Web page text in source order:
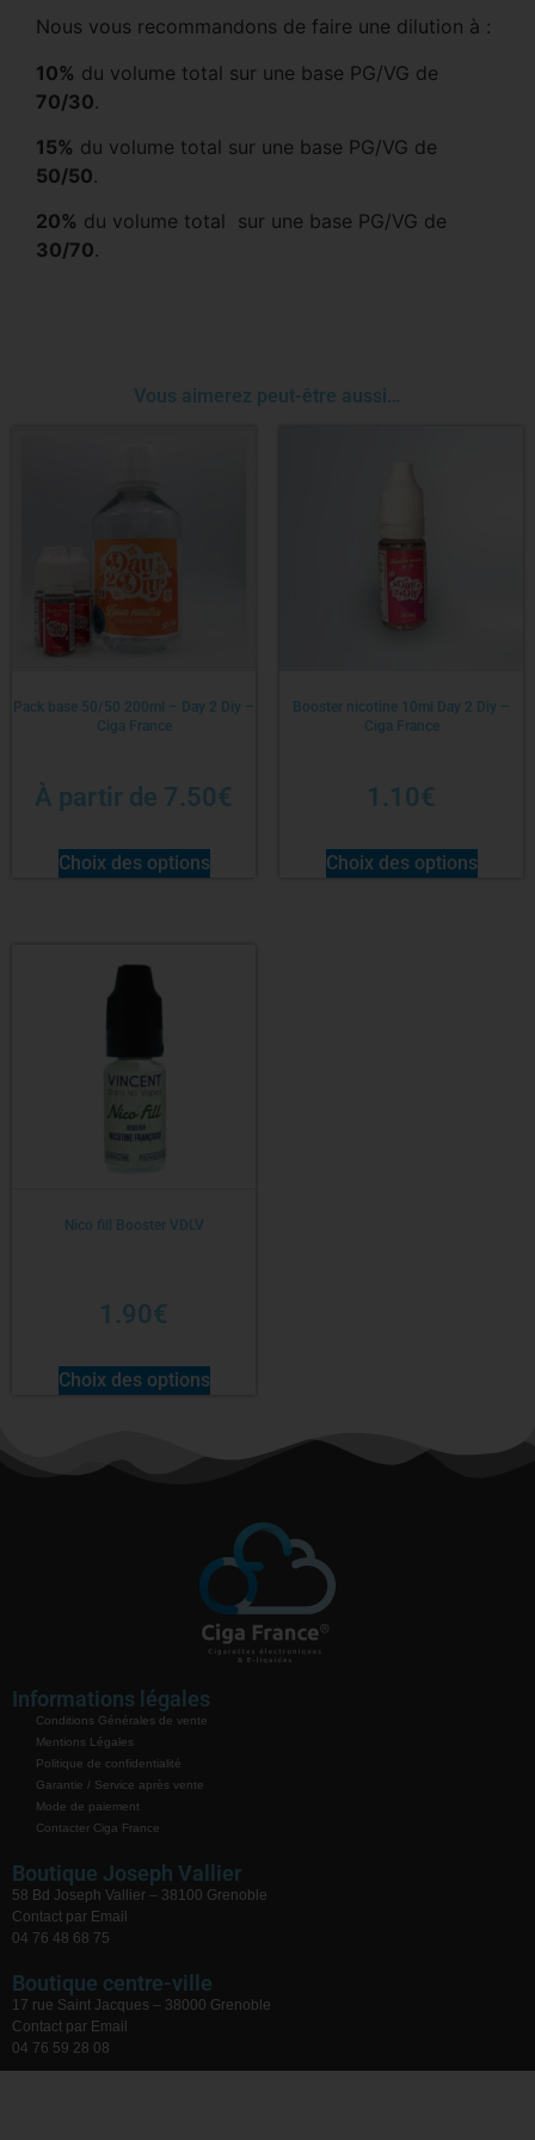
Nous vous recommandons de faire une dilution à :
10% du volume total sur une base PG/VG de
70/30.
15% du volume total sur une base PG/VG de
50/50.
20% du volume total sur une base PG/VG de
30/70.
Vous aimerez peut-être aussi…
Pack base 50/50 200ml – Day 2 Diy –
Ciga France
À partir de 7.50€
Choix des options
Booster nicotine 10ml Day 2 Diy –
Ciga France
1.10€
Choix des options
Nico fill Booster VDLV
1.90€
Choix des options
Informations légales
Conditions Générales de vente
Mentions Légales
Politique de confidentialité
Garantie / Service après vente
Mode de paiement
Contacter Ciga France
Boutique Joseph Vallier
58 Bd Joseph Vallier – 38100 Grenoble
Contact par Email
04 76 48 68 75
Boutique centre-ville
17 rue Saint Jacques – 38000 Grenoble
Contact par Email
04 76 59 28 08